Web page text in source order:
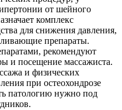
от шейного
комплекс
для снижения давления,
препараты.
рекомендуют
и посещение массажиста.
и физических
при остеохондрозе
патологию нужно под